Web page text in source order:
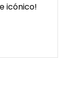
icónico!